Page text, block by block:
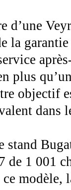
d’une
la
plus
objectif
dans
stand
de 1 001
modèle,